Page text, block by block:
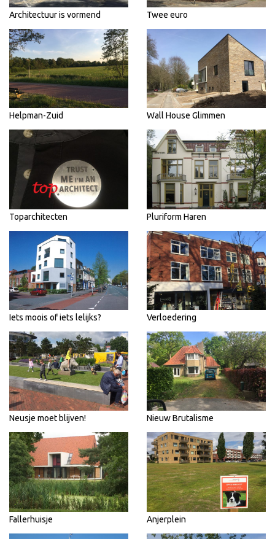
Architectuur is vormend Twee euro
Helpman-Zuid Wall House Glimmen
Toparchitecten Pluriform Haren
Iets moois of iets lelijks? Verloedering
Neusje moet blijven! Nieuw Brutalisme
Fallerhuisje Anjerplein